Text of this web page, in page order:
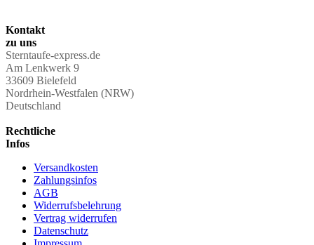
Kontakt
zu uns
Sterntaufe-express.de
Am Lenkwerk 9
33609 Bielefeld
Nordrhein-Westfalen (NRW)
Deutschland
Rechtliche
Infos
Versandkosten
Zahlungsinfos
AGB
Widerrufsbelehrung
Vertrag widerrufen
Datenschutz